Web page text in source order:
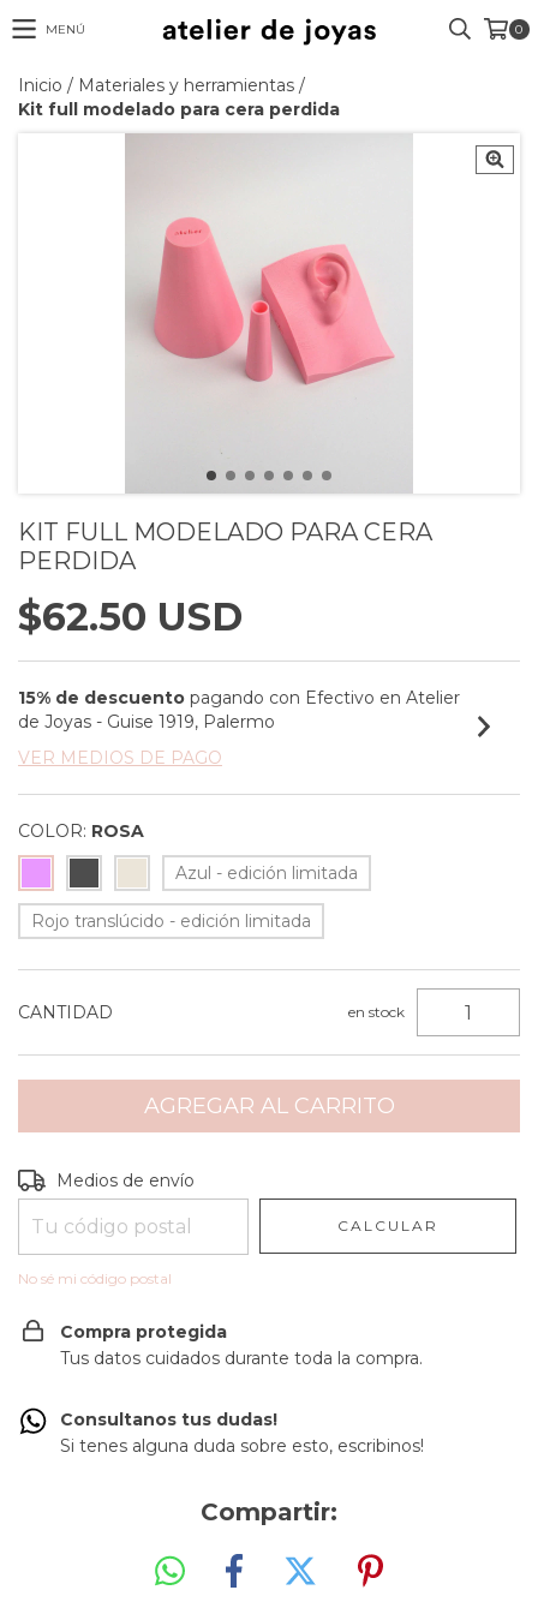
MENÚ 0
Inicio / Materiales y herramientas /
Kit full modelado para cera perdida
KIT FULL MODELADO PARA CERA
PERDIDA
$62.50 USD
15% de descuento pagando con Efectivo en Atelier
de Joyas - Guise 1919, Palermo
VER MEDIOS DE PAGO
COLOR: ROSA
Azul - edición limitada
Rojo translúcido - edición limitada
CANTIDAD en stock
Entregas para el CP:
Medios de envío
CALCULAR
No sé mi código postal
Compra protegida
Tus datos cuidados durante toda la compra.
Consultanos tus dudas!
Si tenes alguna duda sobre esto, escribinos!
Compartir: